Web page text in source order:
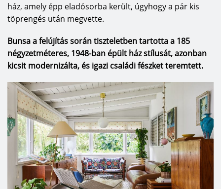
ház, amely épp eladósorba került, úgyhogy a pár kis
töprengés után megvette.
Bunsa a felújítás során tiszteletben tartotta a 185
négyzetméteres, 1948-ban épült ház stílusát, azonban
kicsit modernizálta, és igazi családi fészket teremtett.